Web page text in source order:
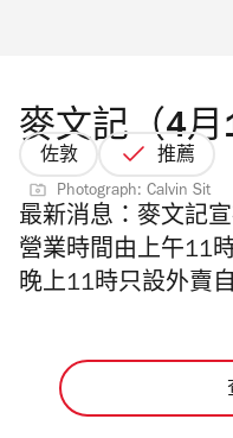
麥文記（4月
佐敦 推薦
Photograph: Calvin Sit
最新消息：麥文記
營業時間由上午11
晚上11時只設外賣